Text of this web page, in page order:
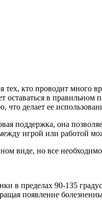
тех, кто проводит много
в правильном
делает ее
поддержка, она
игрой или работой
виде, но все
в пределах 90-135
появление